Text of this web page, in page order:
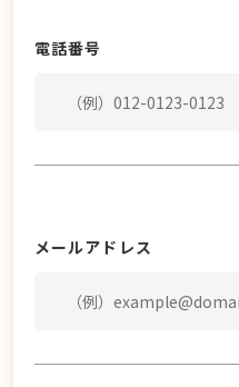
電話番号
メールアドレス